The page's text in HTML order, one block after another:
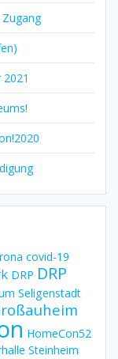
covid-19
DRP DRP
Seligenstadt
HomeCon52
Steinheim